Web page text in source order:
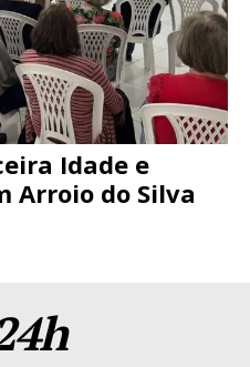
Idade e
Arroio do Silva